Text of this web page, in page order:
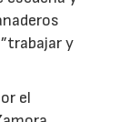
y
el